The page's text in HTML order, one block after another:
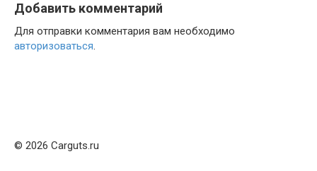
Добавить комментарий
Для отправки комментария вам необходимо
авторизоваться.
© 2026 Carguts.ru